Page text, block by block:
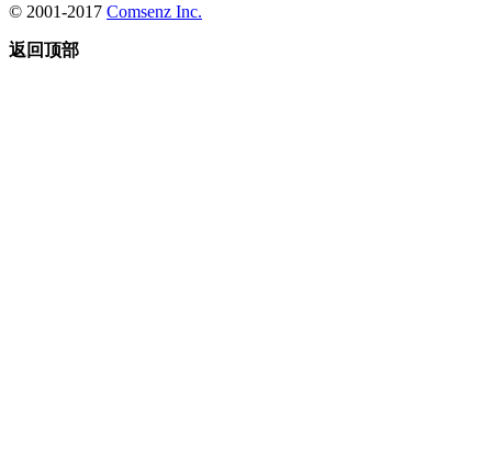
© 2001-2017 Comsenz Inc.
返回顶部